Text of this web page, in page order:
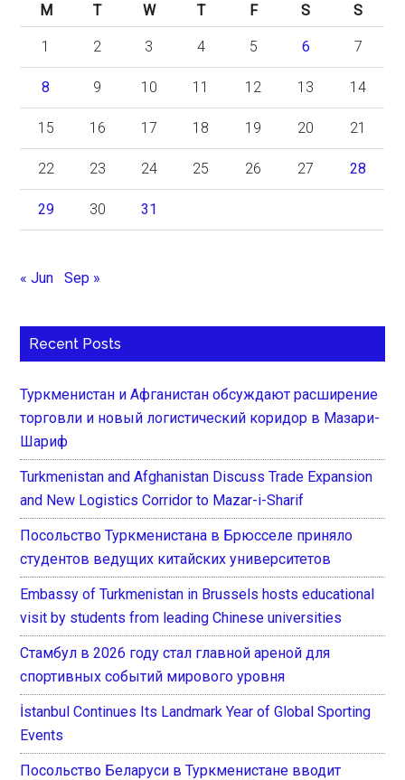
M
T W T F S S
1 2 3 4 5 6 7
8 9 10 11 12 13 14
15 16 17 18 19 20 21
22 23 24 25 26 27 28
29 30 31
« Jun Sep »
Recent Posts
Туркменистан и Афганистан обсуждают расширение
торговли и новый логистический коридор в Мазари-
Шариф
Turkmenistan and Afghanistan Discuss Trade Expansion
and New Logistics Corridor to Mazar-i-Sharif
Посольство Туркменистана в Брюсселе приняло
студентов ведущих китайских университетов
Embassy of Turkmenistan in Brussels hosts educational
visit by students from leading Chinese universities
Стамбул в 2026 году стал главной ареной для
спортивных событий мирового уровня
İstanbul Continues Its Landmark Year of Global Sporting
Events
Посольство Беларуси в Туркменистане вводит